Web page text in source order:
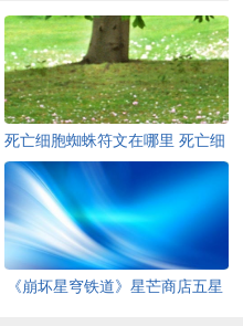
死亡细胞蜘蛛符文在哪里 死亡细
胞蜘蛛符文获得方法详解
《崩坏星穹铁道》星芒商店五星